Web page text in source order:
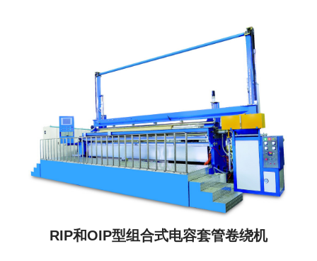
RIP和OIP型组合式电容套管卷绕机